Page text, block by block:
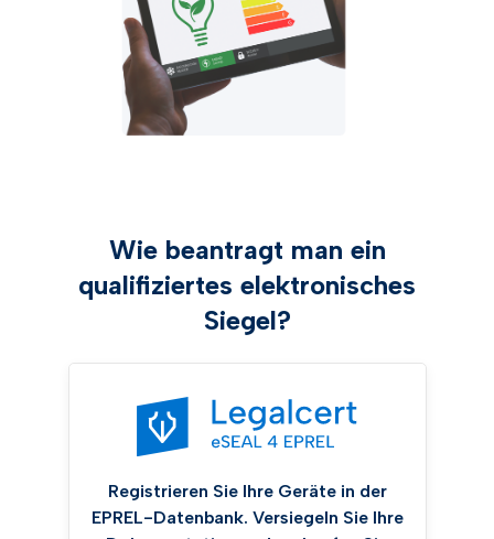
Wie beantragt man ein
qualifiziertes elektronisches
Siegel?
Registrieren Sie Ihre Geräte in der
EPREL-Datenbank. Versiegeln Sie Ihre